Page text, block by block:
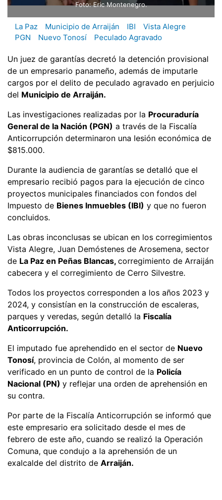
Foto: Eric Montenegro.
La Paz Municipio de Arraiján IBI
Vista Alegre
PGN
Nuevo Tonosí Peculado Agravado
Un juez de garantías decretó la detención provisional
de un empresario panameño, además de imputarle
cargos por el delito de peculado agravado en perjuicio
del Municipio de Arraiján.
Las investigaciones realizadas por la Procuraduría
General de la Nación (PGN) a través de la Fiscalía
Anticorrupción determinaron una lesión económica de
$815.000.
Durante la audiencia de garantías se detalló que el
empresario recibió pagos para la ejecución de cinco
proyectos municipales financiados con fondos del
Impuesto de Bienes Inmuebles (IBI) y que no fueron
concluidos.
Las obras inconclusas se ubican en los corregimientos
Vista Alegre, Juan Demóstenes de Arosemena, sector
de La Paz en Peñas Blancas, corregimiento de Arraiján
cabecera y el corregimiento de Cerro Silvestre.
Todos los proyectos corresponden a los años 2023 y
2024, y consistían en la construcción de escaleras,
parques y veredas, según detalló la Fiscalía
Anticorrupción.
El imputado fue aprehendido en el sector de Nuevo
Tonosí, provincia de Colón, al momento de ser
verificado en un punto de control de la Policía
Nacional (PN) y reflejar una orden de aprehensión en
su contra.
Por parte de la Fiscalía Anticorrupción se informó que
este empresario era solicitado desde el mes de
febrero de este año, cuando se realizó la Operación
Comuna, que condujo a la aprehensión de un
exalcalde del distrito de Arraiján.